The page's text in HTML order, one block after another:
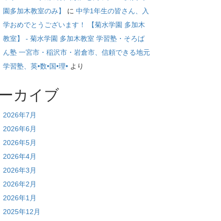
園多加木教室のみ】
に 中学1年生の皆さん、入
学おめでとうございます！ 【菊水学園 多加木
教室】 - 菊水学園 多加木教室 学習塾・そろば
ん塾 一宮市・稲沢市・岩倉市、信頼できる地元
学習塾、英•数•国•理• より
カイブ
2026年7月
2026年6月
2026年5月
2026年4月
2026年3月
2026年2月
2026年1月
2025年12月